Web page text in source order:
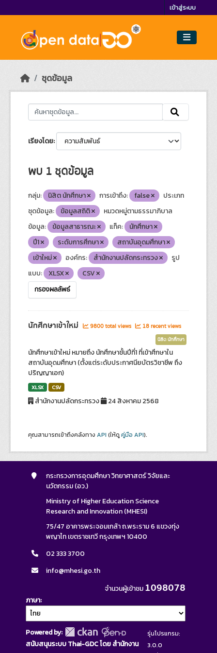
เข้าสู่ระบบ
ชุดข้อมูล
เรียงโดย
พบ 1 ชุดข้อมูล
กลุ่ม: นิสิต นักศึกษา การเข้าถึง: false
ประเภท
ชุดข้อมูล:
ข้อมูลสถิติ
หมวดหมู่ตามธรรมาภิบาล
ข้อมูล:
ข้อมูลสาธารณะ แท็ค:
นักศึกษา
ปี1
ระดับการศึกษา
สถาบันอุดมศึกษา
เข้าใหม่
องค์กร: สำนักงานปลัดกระทรวง
รูป
แบบ:
XLSX CSV
กรองผลลัพธ์
นักศึกษาเข้าใหม่ 9800 total views 18 recent views
นิสิต นักศึกษา
นักศึกษาเข้าใหม่ หมายถึง นักศึกษาชั้นปีที่1 ที่เข้าศึกษาใน
สถาบันอุดมศึกษา (ตั้งแต่ระดับประกาศนียบัตรวิชาชีพ ถึง
ปริญญาเอก)
XLSX CSV
สำนักงานปลัดกระทรวง 24 สิงหาคม 2568
คุณสามารถเข้าถึงคลังทางAPI (ให้ดูคู่มือ API).
กระทรวงการอุดมศึกษา วิทยาศาสตร์ วิจัยและ
นวัตกรรม (อว.)
Ministry of Higher Education Science
Research and Innovation (MHESI)
75/47 อาคารพระจอมเกล้า ถ.พระราม 6 แขวงทุ่ง
พญาไท เขตราชเทวี กรุงเทพฯ 10400
02 333 3700
info@mhesi.go.th
จำนวนผู้เข้าชม1098078
ภาษา
Powered by:
สนับสนุนระบบ Thai-GDC โดย สำนักงาน
รุ่นโปรแกรม:
3.0.0